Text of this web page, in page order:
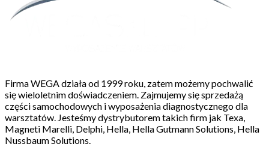
Firma WEGA działa od 1999 roku, zatem możemy pochwalić
się wieloletnim doświadczeniem. Zajmujemy się sprzedażą
części samochodowych i wyposażenia diagnostycznego dla
warsztatów. Jesteśmy dystrybutorem takich firm jak Texa,
Magneti Marelli, Delphi, Hella, Hella Gutmann Solutions, Hella
Nussbaum Solutions.